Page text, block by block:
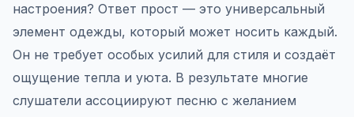
настроения? Ответ прост — это универсальный
элемент одежды, который может носить каждый.
Он не требует особых усилий для стиля и создаёт
ощущение тепла и уюта. В результате многие
слушатели ассоциируют песню с желанием